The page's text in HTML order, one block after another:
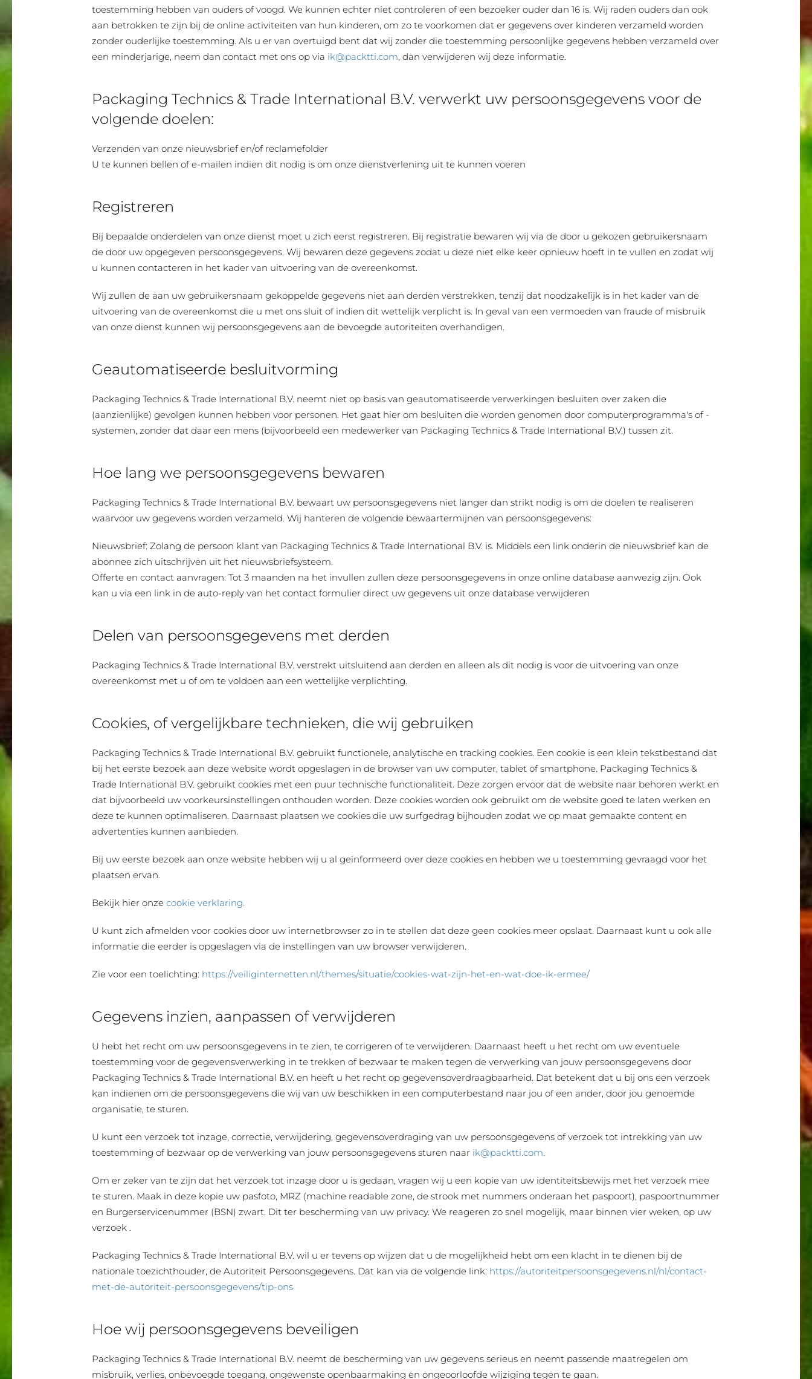
toestemming hebben van ouders of voogd. We kunnen echter niet controleren of een bezoeker ouder dan 16 is. Wij raden ouders dan ook
aan betrokken te zijn bij de online activiteiten van hun kinderen, om zo te voorkomen dat er gegevens over kinderen verzameld worden
zonder ouderlijke toestemming. Als u er van overtuigd bent dat wij zonder die toestemming persoonlijke gegevens hebben verzameld over
een minderjarige, neem dan contact met ons op via ik@packtti.com, dan verwijderen wij deze informatie.
Packaging Technics & Trade International B.V. verwerkt uw persoonsgegevens voor de
volgende doelen:
Verzenden van onze nieuwsbrief en/of reclamefolder
U te kunnen bellen of e-mailen indien dit nodig is om onze dienstverlening uit te kunnen voeren
Registreren
Bij bepaalde onderdelen van onze dienst moet u zich eerst registreren. Bij registratie bewaren wij via de door u gekozen gebruikersnaam
de door uw opgegeven persoonsgegevens. Wij bewaren deze gegevens zodat u deze niet elke keer opnieuw hoeft in te vullen en zodat wij
u kunnen contacteren in het kader van uitvoering van de overeenkomst.
Wij zullen de aan uw gebruikersnaam gekoppelde gegevens niet aan derden verstrekken, tenzij dat noodzakelijk is in het kader van de
uitvoering van de overeenkomst die u met ons sluit of indien dit wettelijk verplicht is. In geval van een vermoeden van fraude of misbruik
van onze dienst kunnen wij persoonsgegevens aan de bevoegde autoriteiten overhandigen.
Geautomatiseerde besluitvorming
Packaging Technics & Trade International B.V. neemt niet op basis van geautomatiseerde verwerkingen besluiten over zaken die
(aanzienlijke) gevolgen kunnen hebben voor personen. Het gaat hier om besluiten die worden genomen door computerprogramma's of -
systemen, zonder dat daar een mens (bijvoorbeeld een medewerker van Packaging Technics & Trade International B.V.) tussen zit.
Hoe lang we persoonsgegevens bewaren
Packaging Technics & Trade International B.V. bewaart uw persoonsgegevens niet langer dan strikt nodig is om de doelen te realiseren
waarvoor uw gegevens worden verzameld. Wij hanteren de volgende bewaartermijnen van persoonsgegevens:
Nieuwsbrief: Zolang de persoon klant van Packaging Technics & Trade International B.V. is. Middels een link onderin de nieuwsbrief kan de
abonnee zich uitschrijven uit het nieuwsbriefsysteem.
Offerte en contact aanvragen: Tot 3 maanden na het invullen zullen deze persoonsgegevens in onze online database aanwezig zijn. Ook
kan u via een link in de auto-reply van het contact formulier direct uw gegevens uit onze database verwijderen
Delen van persoonsgegevens met derden
Packaging Technics & Trade International B.V. verstrekt uitsluitend aan derden en alleen als dit nodig is voor de uitvoering van onze
overeenkomst met u of om te voldoen aan een wettelijke verplichting.
Cookies, of vergelijkbare technieken, die wij gebruiken
Packaging Technics & Trade International B.V. gebruikt functionele, analytische en tracking cookies. Een cookie is een klein tekstbestand dat
bij het eerste bezoek aan deze website wordt opgeslagen in de browser van uw computer, tablet of smartphone. Packaging Technics &
Trade International B.V. gebruikt cookies met een puur technische functionaliteit. Deze zorgen ervoor dat de website naar behoren werkt en
dat bijvoorbeeld uw voorkeursinstellingen onthouden worden. Deze cookies worden ook gebruikt om de website goed te laten werken en
deze te kunnen optimaliseren. Daarnaast plaatsen we cookies die uw surfgedrag bijhouden zodat we op maat gemaakte content en
advertenties kunnen aanbieden.
Bij uw eerste bezoek aan onze website hebben wij u al geïnformeerd over deze cookies en hebben we u toestemming gevraagd voor het
plaatsen ervan.
Bekijk hier onze cookie verklaring.
U kunt zich afmelden voor cookies door uw internetbrowser zo in te stellen dat deze geen cookies meer opslaat. Daarnaast kunt u ook alle
informatie die eerder is opgeslagen via de instellingen van uw browser verwijderen.
Zie voor een toelichting: https://veiliginternetten.nl/themes/situatie/cookies-wat-zijn-het-en-wat-doe-ik-ermee/
Gegevens inzien, aanpassen of verwijderen
U hebt het recht om uw persoonsgegevens in te zien, te corrigeren of te verwijderen. Daarnaast heeft u het recht om uw eventuele
toestemming voor de gegevensverwerking in te trekken of bezwaar te maken tegen de verwerking van jouw persoonsgegevens door
Packaging Technics & Trade International B.V. en heeft u het recht op gegevensoverdraagbaarheid. Dat betekent dat u bij ons een verzoek
kan indienen om de persoonsgegevens die wij van uw beschikken in een computerbestand naar jou of een ander, door jou genoemde
organisatie, te sturen.
U kunt een verzoek tot inzage, correctie, verwijdering, gegevensoverdraging van uw persoonsgegevens of verzoek tot intrekking van uw
toestemming of bezwaar op de verwerking van jouw persoonsgegevens sturen naar ik@packtti.com.
Om er zeker van te zijn dat het verzoek tot inzage door u is gedaan, vragen wij u een kopie van uw identiteitsbewijs met het verzoek mee
te sturen. Maak in deze kopie uw pasfoto, MRZ (machine readable zone, de strook met nummers onderaan het paspoort), paspoortnummer
en Burgerservicenummer (BSN) zwart. Dit ter bescherming van uw privacy. We reageren zo snel mogelijk, maar binnen vier weken, op uw
verzoek .
Packaging Technics & Trade International B.V. wil u er tevens op wijzen dat u de mogelijkheid hebt om een klacht in te dienen bij de
nationale toezichthouder, de Autoriteit Persoonsgegevens. Dat kan via de volgende link: https://autoriteitpersoonsgegevens.nl/nl/contact-
met-de-autoriteit-persoonsgegevens/tip-ons
Hoe wij persoonsgegevens beveiligen
Packaging Technics & Trade International B.V. neemt de bescherming van uw gegevens serieus en neemt passende maatregelen om
misbruik, verlies, onbevoegde toegang, ongewenste openbaarmaking en ongeoorloofde wijziging tegen te gaan.